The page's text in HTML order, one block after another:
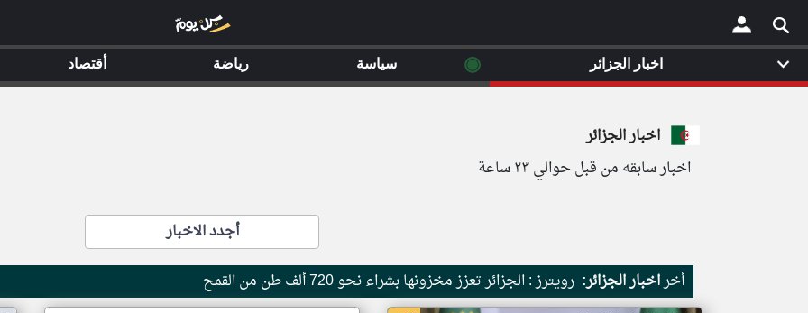
×
اخبار الجزائر
اخبار سابقه من قبل حوالي ٢٣ ساعة
أجدد الاخبار
أخراخبار الجزائر: رويترز : الجزائر تعزز مخزونها بشراء نحو 720 ألف طن من القمح
اخبار الجزائر ◉ سياسة رياضة أقتصاد